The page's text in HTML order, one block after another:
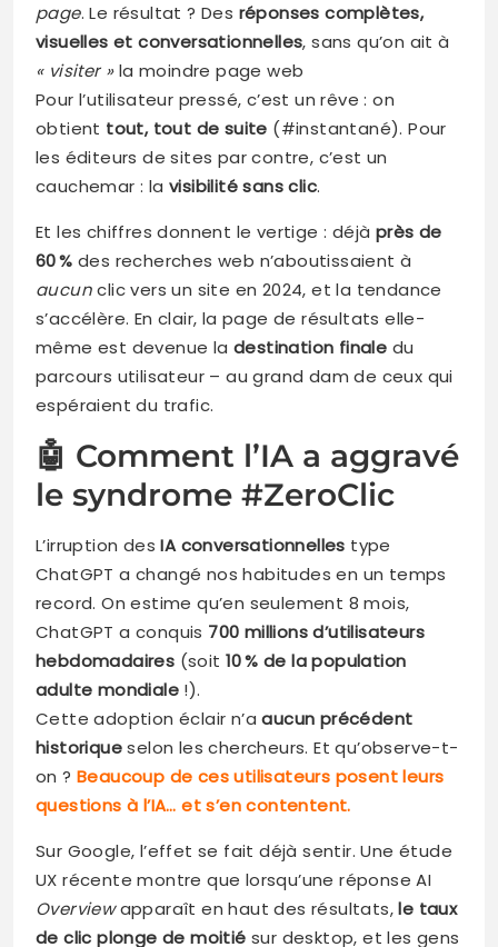
page. Le résultat ? Des réponses complètes,
visuelles et conversationnelles, sans qu’on ait à
« visiter »la moindre page web
Pour l’utilisateur pressé, c’est un rêve : on
obtient tout, tout de suite (#instantané). Pour
les éditeurs de sites par contre, c’est un
cauchemar : lavisibilité sans clic.
Et les chiffres donnent le vertige : déjà près de
60 % des recherches web n’aboutissaient à
aucunclic vers un site en 2024, et la tendance
s’accélère. En clair, la page de résultats elle-
même est devenue la destination finale du
parcours utilisateur – au grand dam de ceux qui
espéraient du trafic.
🤖 Comment l’IA a aggravé
le syndrome #ZeroClic
L’irruption desIA conversationnelles type
ChatGPT a changé nos habitudes en un temps
record. On estime qu’en seulement 8 mois,
ChatGPT a conquis 700 millions d’utilisateurs
hebdomadaires (soit10 % de la population
adulte mondiale !).
Cette adoption éclair n’aaucun précédent
historiqueselon les chercheurs. Et qu’observe-t-
on ? Beaucoup de ces utilisateurs posent leurs
questions à l’IA… et s’en contentent.
Sur Google, l’effet se fait déjà sentir. Une étude
UX récente montre que lorsqu’une réponse AI
Overviewapparaît en haut des résultats,le taux
de clic plonge de moitié sur desktop, et les gens